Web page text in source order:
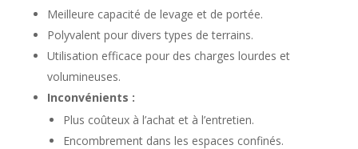
Meilleure capacité de levage et de portée.
Polyvalent pour divers types de terrains.
Utilisation efficace pour des charges lourdes et
volumineuses.
Inconvénients :
Plus coûteux à l’achat et à l’entretien.
Encombrement dans les espaces confinés.